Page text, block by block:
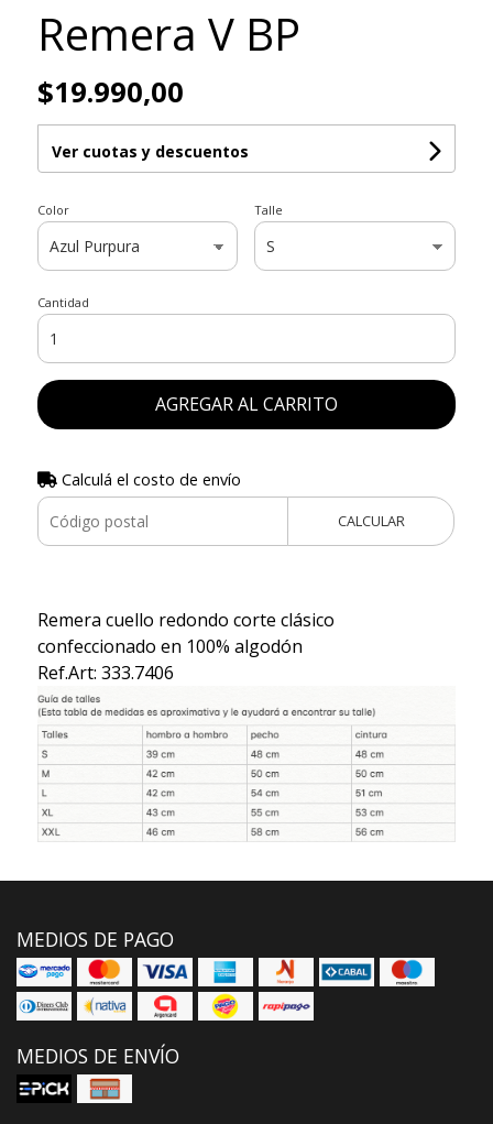
Remera V BP
$19.990,00
Ver cuotas y descuentos
Color Talle
Cantidad
AGREGAR AL CARRITO
Calculá el costo de envío
CALCULAR
Remera cuello redondo corte clásico
confeccionado en 100% algodón
Ref.Art: 333.7406
MEDIOS DE PAGO
MEDIOS DE ENVÍO